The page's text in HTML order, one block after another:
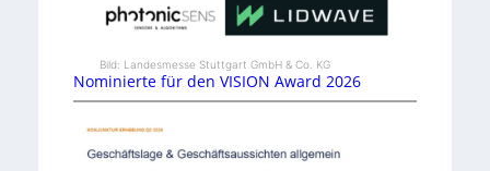
Bild: Landesmesse Stuttgart GmbH & Co. KG
Nominierte für den VISION Award 2026